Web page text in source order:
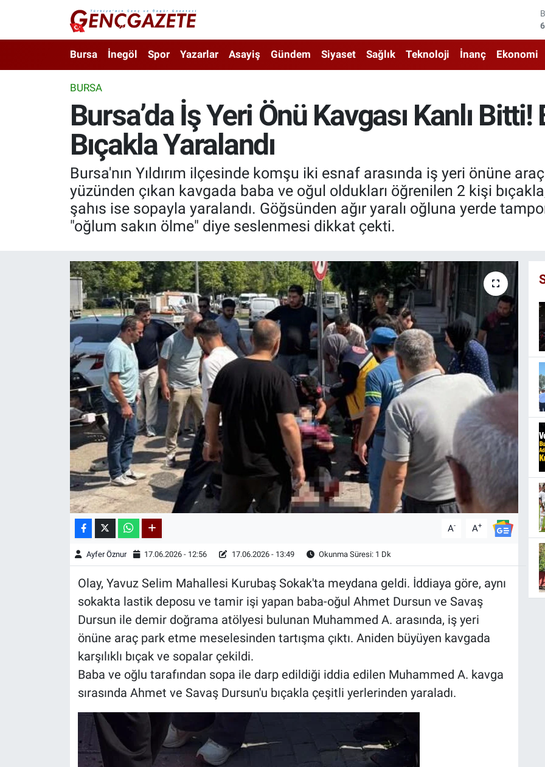
Bursa İnegöl Spor Yazarlar Asayiş Gündem Siyaset Sağlık Teknoloji İnanç Ekonomi
BURSA
Bursa’da İş Yeri Önü Kavgası Kanlı
Bıçakla Yaralandı
Bursa'nın Yıldırım ilçesinde komşu iki esnaf arasında iş yeri önüne
yüzünden çıkan kavgada baba ve oğul oldukları öğrenilen 2 kişi
şahıs ise sopayla yaralandı. Göğsünden ağır yaralı oğluna yerde
"oğlum sakın ölme" diye seslenmesi dikkat çekti.
A- A+
Ayfer Öznur 17.06.2026 - 12:56 17.06.2026 - 13:49 Okunma Süresi: 1 Dk
Olay, Yavuz Selim Mahallesi Kurubaş Sokak'ta meydana geldi. İddiaya göre, aynı
sokakta lastik deposu ve tamir işi yapan baba-oğul Ahmet Dursun ve Savaş
Dursun ile demir doğrama atölyesi bulunan Muhammed A. arasında, iş yeri
önüne araç park etme meselesinden tartışma çıktı. Aniden büyüyen kavgada
karşılıklı bıçak ve sopalar çekildi.
Baba ve oğlu tarafından sopa ile darp edildiği iddia edilen Muhammed A. kavga
sırasında Ahmet ve Savaş Dursun'u bıçakla çeşitli yerlerinden yaraladı.
3.SAYFA
Ekonomi
Kadın & Aile
Kültür & Sanat
Teknoloji
Yazarlar
Astroloji-Rüya
Nöbetçi Eczaneler
Trafik Durumu
Süper Lig Puan Durumu ve Fikstür
Tüm Manşetler
Son Dakika Haberleri
Haber Arşivi